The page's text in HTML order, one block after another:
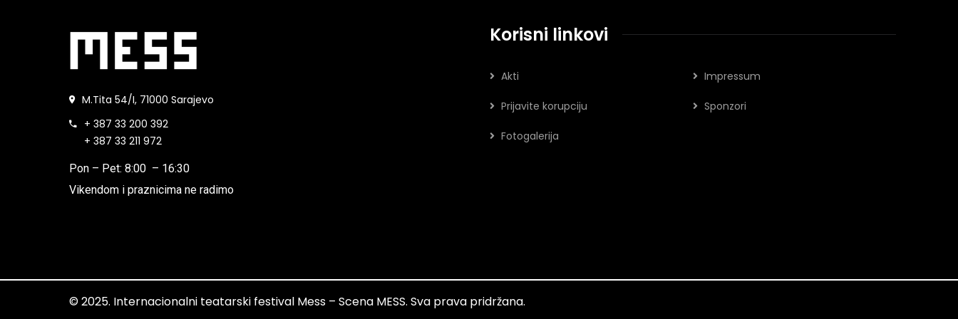
M.Tita 54/I, 71000 Sarajevo
+ 387 33 200 392
+ 387 33 211 972
Pon – Pet: 8:00 – 16:30
Vikendom i praznicima ne radimo
Korisni linkovi
Akti Impressum
Prijavite korupciju Sponzori
Fotogalerija
© 2025. Internacionalni teatarski festival Mess – Scena MESS. Sva prava pridržana.